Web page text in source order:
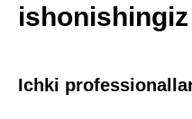
Ichki